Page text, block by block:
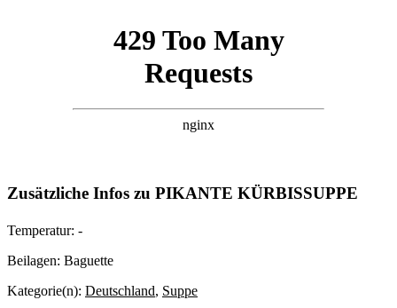
Zusätzliche Infos zu PIKANTE KÜRBISSUPPE
Temperatur: -
Beilagen: Baguette
Kategorie(n): Deutschland, Suppe